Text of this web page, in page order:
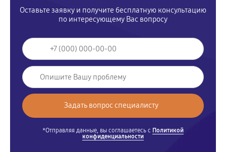
Оставьте заявку и получите бесплатную консультацию
по интересующему Вас вопросу
*Отправляя данные, вы соглашаетесь с Политикой
конфиденциальности